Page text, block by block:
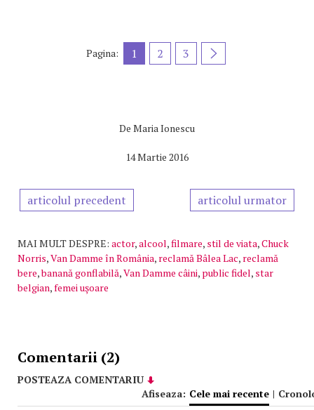
Pagina: 1 2 3
De Maria Ionescu
14 Martie 2016
articolul precedent articolul urmator
MAI MULT DESPRE: actor,alcool,filmare, stil de viata,Chuck
Norris,Van Damme în România, reclamă Bâlea Lac, reclamă
bere,banană gonflabilă,Van Damme câini, public fidel, star
belgian,femei uşoare
Comentarii (2)
POSTEAZA COMENTARIU
Afiseaza: Cele mai recente |